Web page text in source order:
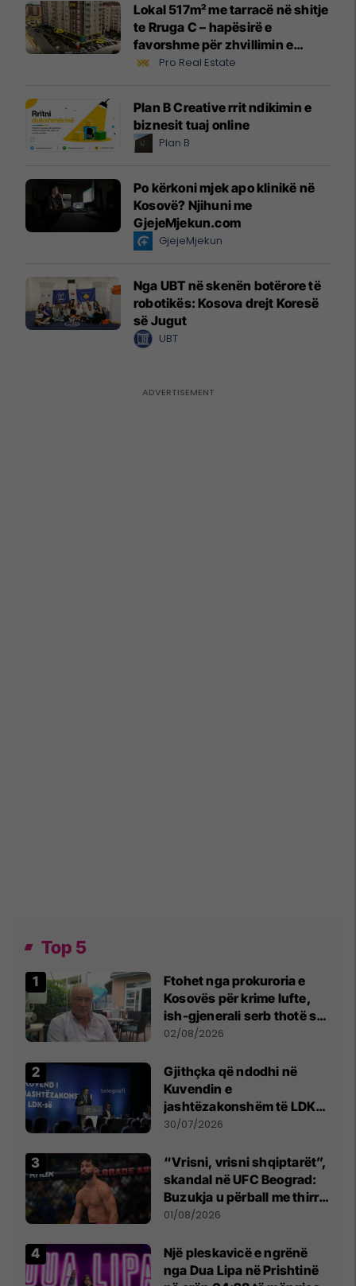
Lokal 517m² me tarracë në shitje
te Rruga C – hapësirë e
favorshme për zhvillimin e
biznesit #15796
Pro Real Estate
Plan B Creative rrit ndikimin e
biznesit tuaj online
Plan B
Po kërkoni mjek apo klinikë në
Kosovë? Njihuni me
GjejeMjekun.com
GjejeMjekun
Nga UBT në skenën botërore të
robotikës: Kosova drejt Koresë
së Jugut
UBT
Top 5
Ftohet nga prokuroria e
Kosovës për krime lufte,
ish-gjenerali serb thotë se
dikush e tradhtoi në
02/08/2026
Gjithçka që ndodhi në
Kuvendin e
jashtëzakonshëm të LDK-
së
30/07/2026
“Vrisni, vrisni shqiptarët”,
skandal në UFC Beograd:
Buzukja u përball me thirrje
anti-shqiptare nga
01/08/2026
Një pleskavicë e ngrënë
nga Dua Lipa në Prishtinë